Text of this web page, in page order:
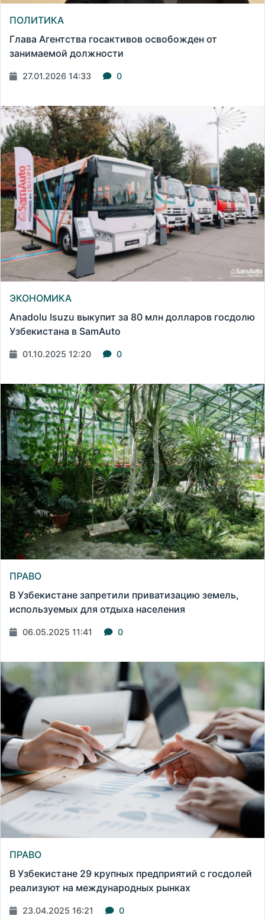
ПОЛИТИКА
Глава Агентства госактивов освобожден от
занимаемой должности
27.01.2026 14:33 0
ЭКОНОМИКА
Anadolu Isuzu выкупит за 80 млн долларов госдолю
Узбекистана в SamAuto
01.10.2025 12:20 0
ПРАВО
В Узбекистане запретили приватизацию земель,
используемых для отдыха населения
06.05.2025 11:41 0
ПРАВО
В Узбекистане 29 крупных предприятий с госдолей
реализуют на международных рынках
23.04.2025 16:21 0